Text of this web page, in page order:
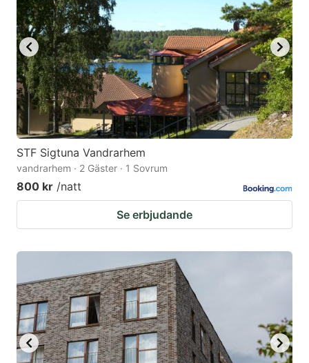
STF Sigtuna Vandrarhem
vandrarhem · 2 Gäster · 1 Sovrum
800 kr /natt
Se erbjudande